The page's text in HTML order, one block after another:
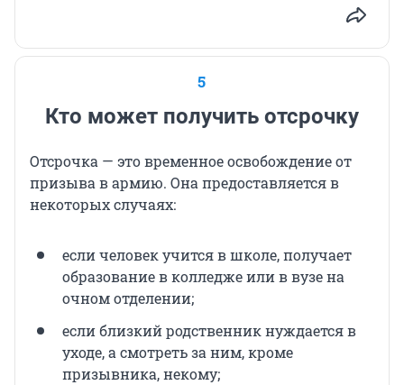
5
Кто может получить отсрочку
Отсрочка — это временное освобождение от
призыва в армию. Она предоставляется в
некоторых случаях:
если человек учится в школе, получает
образование в колледже или в вузе на
очном отделении;
если близкий родственник нуждается в
уходе, а смотреть за ним, кроме
призывника, некому;